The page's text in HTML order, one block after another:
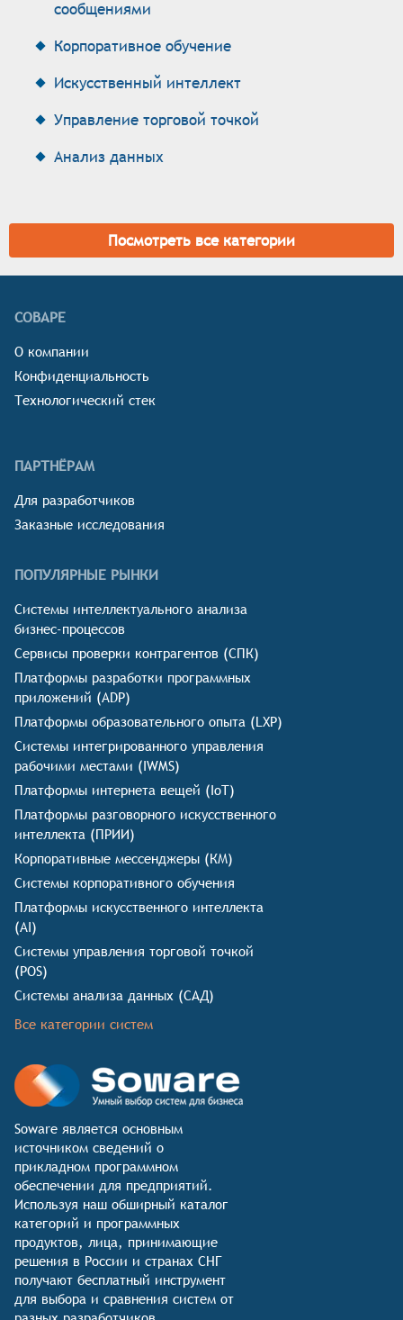
сообщениями
Корпоративное обучение
Искусственный интеллект
Управление торговой точкой
Анализ данных
Посмотреть все категории
СОВАРЕ
О компании
Конфиденциальность
Технологический стек
ПАРТНЁРАМ
Для разработчиков
Заказные исследования
ПОПУЛЯРНЫЕ РЫНКИ
Системы интеллектуального анализа
бизнес-процессов
Сервисы проверки контрагентов (СПК)
Платформы разработки программных
приложений (ADP)
Платформы образовательного опыта (LXP)
Системы интегрированного управления
рабочими местами (IWMS)
Платформы интернета вещей (IoT)
Платформы разговорного искусственного
интеллекта (ПРИИ)
Корпоративные мессенджеры (КМ)
Системы корпоративного обучения
Платформы искусственного интеллекта
(AI)
Системы управления торговой точкой
(POS)
Системы анализа данных (САД)
Все категории систем
Soware является основным
источником сведений о
прикладном программном
обеспечении для предприятий.
Используя наш обширный каталог
категорий и программных
продуктов, лица, принимающие
решения в России и странах СНГ
получают бесплатный инструмент
для выбора и сравнения систем от